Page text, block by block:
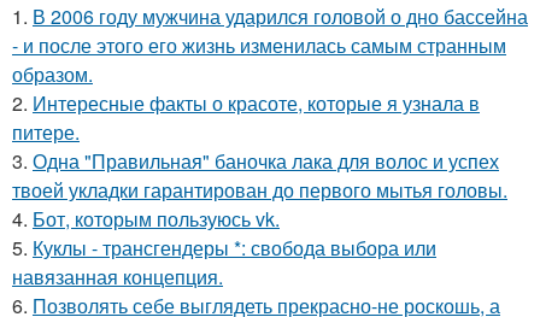
1. В 2006 году мужчина ударился головой о дно бассейна
- и после этого его жизнь изменилась самым странным
образом.
2. Интересные факты о красоте, которые я узнала в
питере.
3. Одна "Правильная" баночка лака для волос и успех
твоей укладки гарантирован до первого мытья головы.
4. Бот, которым пользуюсь vk.
5. Куклы - трансгендеры *: свобода выбора или
навязанная концепция.
6. Позволять себе выглядеть прекрасно-не роскошь, а